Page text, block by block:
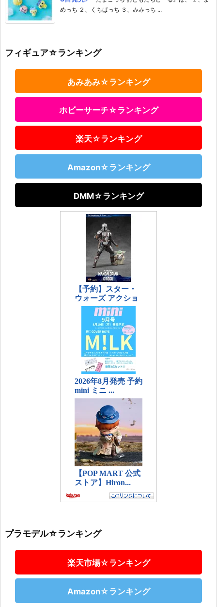
めっち ２、くちぱっち ３、みみっち ...
フィギュア☆ランキング
あみあみ☆ランキング
ホビーサーチ☆ランキング
楽天☆ランキング
Amazon☆ランキング
DMM☆ランキング
プラモデル☆ランキング
楽天市場☆ランキング
Amazon☆ランキング